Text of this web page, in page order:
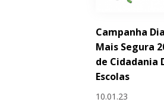
Campanha
Mais Segura
de Cidadania
Escolas
10.01.23